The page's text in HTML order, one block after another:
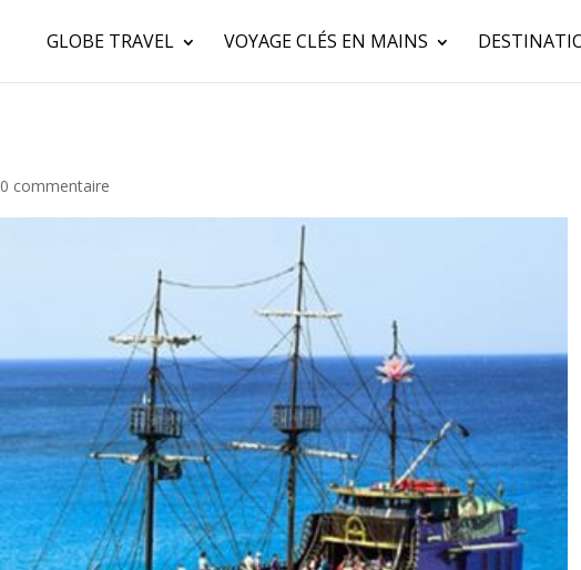
GLOBE TRAVEL VOYAGE CLÉS EN MAINS
0 commentaire